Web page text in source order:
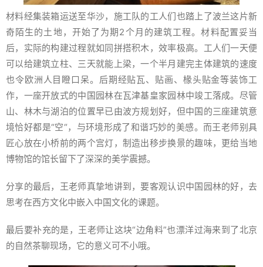
材料经集装箱运送至华沙，施工队的工人们也踏上了波兰这片新
奇陌生的土地，开始了为期2个月的建筑工程。材料配置妥当
后，实际的构建过程就如同拼搭积木，效率极高。工人们一天便
可以给建筑立柱、三天就能上梁，一个半月建完主体建筑的速度
也令欧洲人目瞪口呆。后期经贴瓦、贴画、椽头贴金等装饰工
作，一座开放式的中国园林在瓦津基皇家园林中竣工落成。尽管
山、林木与湖泊的位置早已由波方规划好，但中国的三座建筑意
境恰好都是“空“，与环境形成了和谐巧妙的美感。而王老师别具
匠心放在小桥前的两个宫灯，制造出移步换景的趣味，更给当地
博物馆的馆长留下了深深的美学震撼。
分享的最后，王老师真挚地讲到，要客观认识中国园林的好，去
思考在西方文化中嵌入中国文化的课题。
最后要补充的是，王老师让这块“边角料”也漂洋过海来到了北京
的自然茶聊现场，它的意义可不小哦。